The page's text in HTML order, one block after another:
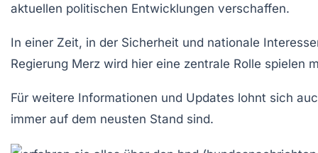
aktuellen politischen Entwicklungen verschaffen.
In einer Zeit, in der Sicherheit und nationale
Regierung Merz wird hier eine zentrale Rolle spielen
Für weitere Informationen und Updates lohnt sich
immer auf dem neusten Stand sind.